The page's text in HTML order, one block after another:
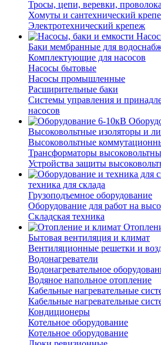
Тросы, цепи, веревки, проволока
Хомуты и сантехнический
Электротехнический крепеж
Баки мембранные для
Комплектующие для насосов
Насосы бытовые
Насосы промышленные
Расширительные баки
Системы управления и
насосов
Высоковольтные изоляторы и
Высоковольтные
Трансформаторы
Устройства защиты
техника для склада
Грузоподъемное оборудование
Оборудование для работ на
Складская техника
Бытовая вентиляция и климат
Вентиляционные решетки и
Водонагреватели
Водонагревательное
Водяное напольное отопление
Кабельные нагревательные
Кабельные нагревательные
Кондиционеры
Котельное оборудование
Котельное оборудование